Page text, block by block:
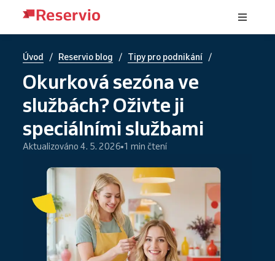
Úvod / Reservio blog / Tipy pro podnikání /
Okurková sezóna ve
službách? Oživte ji
speciálními službami
Aktualizováno 4. 5. 2026 1 min čtení